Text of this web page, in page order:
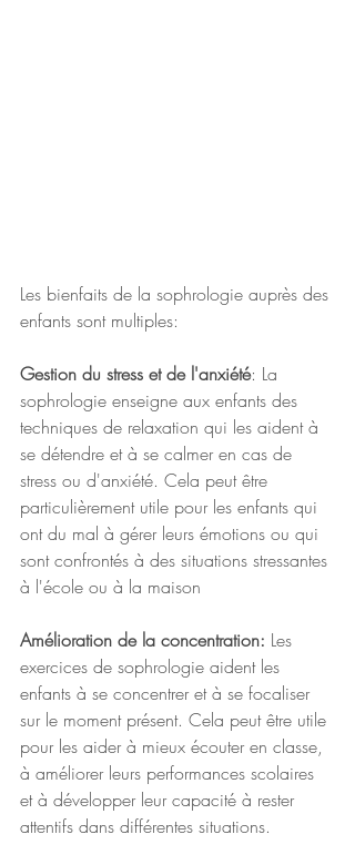
Les bienfaits de la sophrologie auprès des
enfants sont multiples:
Gestion du stress et de l'anxiété: La
sophrologie enseigne aux enfants des
techniques de relaxation qui les aident à
se détendre et à se calmer en cas de
stress ou d'anxiété. Cela peut être
particulièrement utile pour les enfants qui
ont du mal à gérer leurs émotions ou qui
sont confrontés à des situations stressantes
à l'école ou à la maison
Amélioration de la concentration: Les
exercices de sophrologie aident les
enfants à se concentrer et à se focaliser
sur le moment présent. Cela peut être utile
pour les aider à mieux écouter en classe,
à améliorer leurs performances scolaires
et à développer leur capacité à rester
attentifs dans différentes situations.